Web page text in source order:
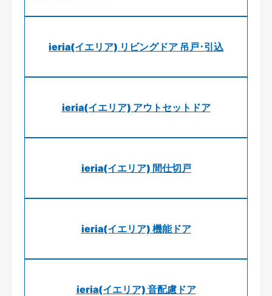
ieria(イエリア) リビングドア 吊戸･引込
ieria(イエリア) アウトセットドア
ieria(イエリア) 間仕切戸
ieria(イエリア) 機能ドア
ieria(イエリア) 音配慮ドア